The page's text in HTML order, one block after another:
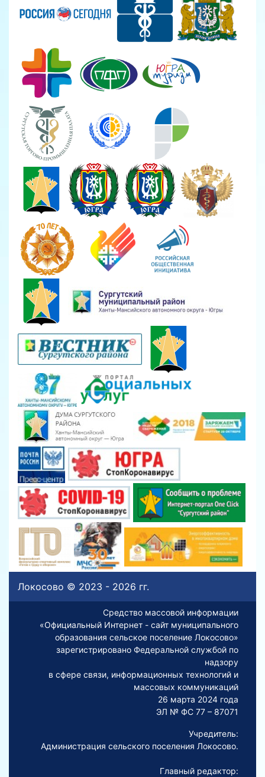
Локосово © 2023 - 2026 гг.
Средство массовой информации
«Официальный Интернет - сайт муниципального
образования сельское поселение Локосово»
зарегистрировано Федеральной службой по
надзору
в сфере связи, информационных технологий и
массовых коммуникаций
26 марта 2024 года
ЭЛ № ФС 77 – 87071
Учредитель:
Администрация сельского поселения Локосово.
Главный редактор: